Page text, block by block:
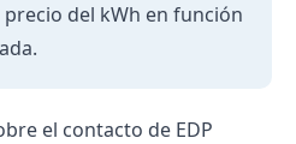
precio del kWh en función
el contacto de EDP